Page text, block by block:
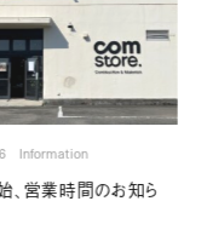
Information
、営業時間のお知ら